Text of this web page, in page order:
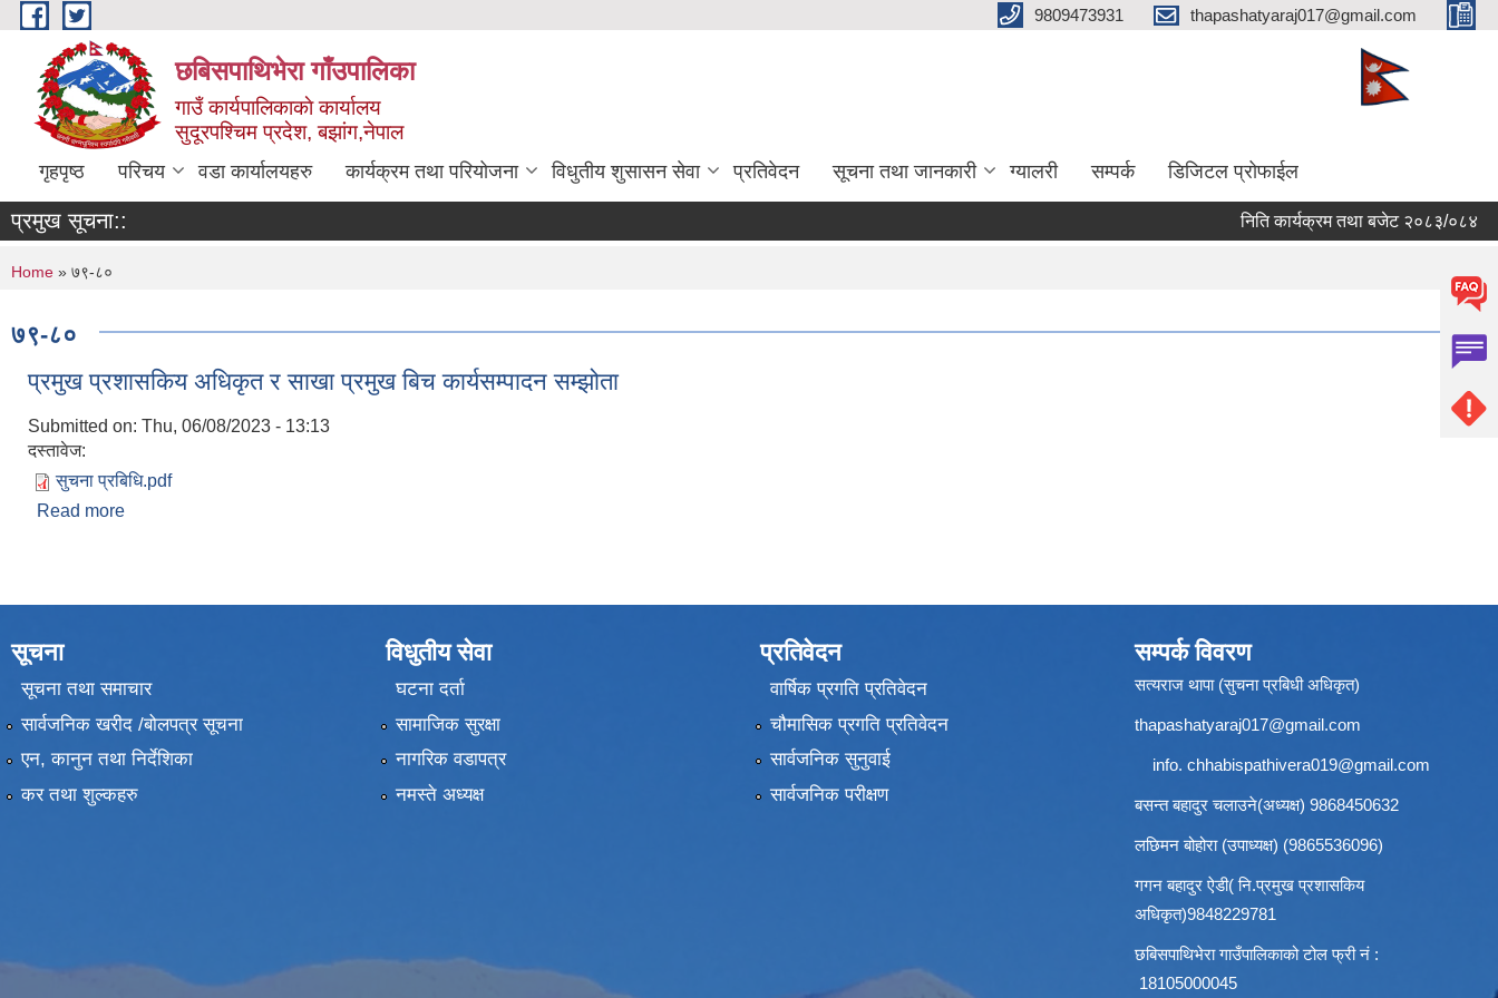
Skip to main content 9809473931 thapashatyaraj017@gmail.com
छबिसपाथिभेरा गाँउपालिका
गाउँ कार्यपालिकाकाे कार्यालय
सुदूरपश्चिम प्रदेश, बझांग,नेपाल
गृहपृष्ठ परिचय वडा कार्यालयहरु कार्यक्रम तथा परियोजना विधुतीय शुसासन सेवा प्रतिवेदन सूचना तथा जानकारी ग्यालरी सम्पर्क डिजिटल प्रोफाईल
प्रमुख सूचना:: निति कार्यक्रम तथा बजेट २०८३/०८४
You are here
Home » ७९-८०
७९-८०
प्रमुख प्रशासकिय अधिकृत र साखा प्रमुख बिच कार्यसम्पादन सम्झोता
Submitted on: Thu, 06/08/2023 - 13:13
दस्तावेज:
सुचना प्रबिधि.pdf
Read more
सूचना
सूचना तथा समाचार
सार्वजनिक खरीद /बोलपत्र सूचना
एन, कानुन तथा निर्देशिका
कर तथा शुल्कहरु
विधुतीय सेवा
घटना दर्ता
सामाजिक सुरक्षा
नागरिक वडापत्र
नमस्ते अध्यक्ष
प्रतिवेदन
वार्षिक प्रगति प्रतिवेदन
चौमासिक प्रगति प्रतिवेदन
सार्वजनिक सुनुवाई
सार्वजनिक परीक्षण
सम्पर्क विवरण
सत्यराज थापा (सुचना प्रबिधी अधिकृत)
thapashatyaraj017@gmail.com
info. chhabispathivera019@gmail.com
बसन्त बहादुर चलाउने(अध्यक्ष) 9868450632
लछिमन बोहोरा (उपाध्यक्ष) (9865536096)
गगन बहादुर ऐडी( नि.प्रमुख प्रशासकिय
अधिकृत)9848229781
छबिसपाथिभेरा गाउँपालिकाको टोल फ्री नं :
18105000045